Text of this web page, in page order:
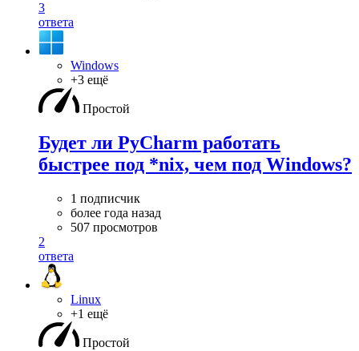
3
ответа
Windows
+3 ещё
Простой
Будет ли PyCharm работать
быстрее под *nix, чем под Windows?
1 подписчик
более года назад
507 просмотров
2
ответа
Linux
+1 ещё
Простой